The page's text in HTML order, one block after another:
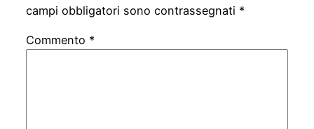
campi obbligatori sono contrassegnati *
Commento *